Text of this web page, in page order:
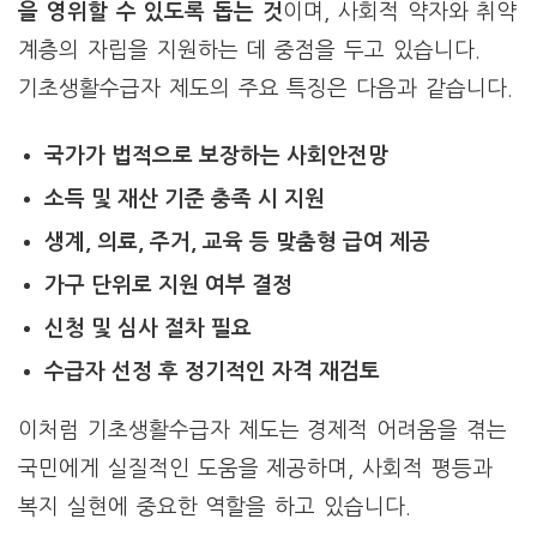
을 영위할 수 있도록 돕는 것이며, 사회적 약자와 취약
계층의 자립을 지원하는 데 중점을 두고 있습니다.
기초생활수급자 제도의 주요 특징은 다음과 같습니다.
국가가 법적으로 보장하는 사회안전망
소득 및 재산 기준 충족 시 지원
생계, 의료, 주거, 교육 등 맞춤형 급여 제공
가구 단위로 지원 여부 결정
신청 및 심사 절차 필요
수급자 선정 후 정기적인 자격 재검토
이처럼 기초생활수급자 제도는 경제적 어려움을 겪는
국민에게 실질적인 도움을 제공하며, 사회적 평등과
복지 실현에 중요한 역할을 하고 있습니다.